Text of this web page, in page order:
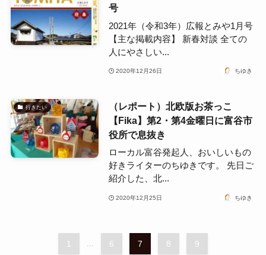
号
2021年（令和3年）広報とみや1月号
【主な掲載内容】 新春対談 全ての
人にやさしい...
2020年12月26日 ちゆき
行きたい
（レポート）北欧版お茶っこ
【Fika】第2・第4金曜日に富谷市
役所で息抜き
ローカル富谷発起人、おいしいもの
好きライターのちゆきです。 先日ご
紹介した、北...
2020年12月25日 ちゆき
1 6 7 8 9